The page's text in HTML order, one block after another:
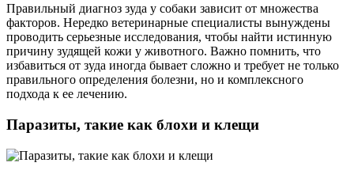
Правильный диагноз зуда у собаки зависит от множества
факторов. Нередко ветеринарные специалисты вынуждены
проводить серьезные исследования, чтобы найти истинную
причину зудящей кожи у животного. Важно помнить, что
избавиться от зуда иногда бывает сложно и требует не только
правильного определения болезни, но и комплексного
подхода к ее лечению.
Паразиты, такие как блохи и клещи